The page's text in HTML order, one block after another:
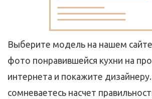
Выберите модель на нашем
фото понравившейся кухни на
интернета и покажите
сомневаетесь насчет